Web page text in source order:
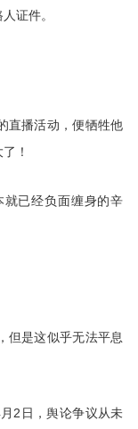
证件。
直播活动，便牺牲他
！
已经负面缠身的辛
但是这似乎无法平息
2日，舆论争议从未